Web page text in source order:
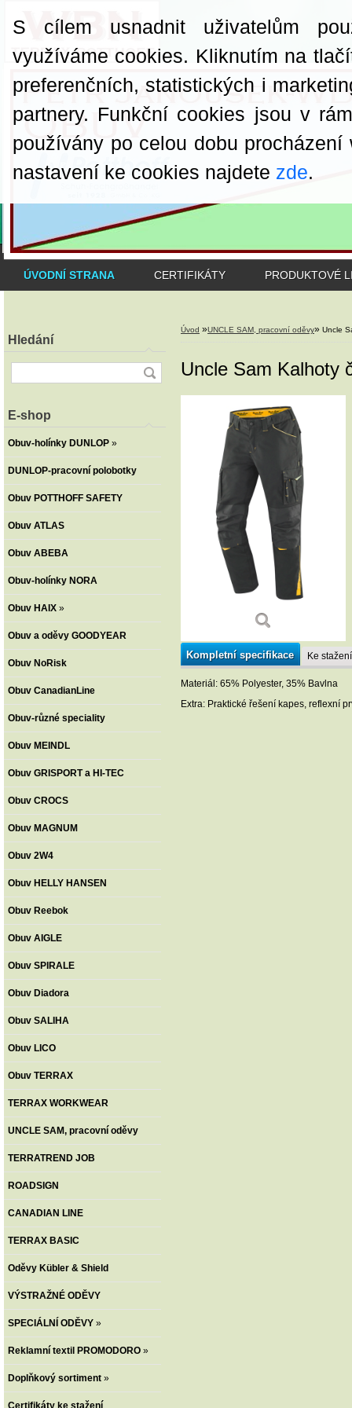
S cílem usnadnit uživatelům
využíváme cookies. Kliknutím na
preferenčních, statistických i
partnery. Funkční cookies jsou v
používány po celou dobu
nastavení ke cookies najdete zde.
ÚVODNÍ STRANA CERTIFIKÁTY PRODUKTOVÉ
Hledání
E-shop
Obuv-holínky DUNLOP »
DUNLOP-pracovní polobotky
Obuv POTTHOFF SAFETY
Obuv ATLAS
Obuv ABEBA
Obuv-holínky NORA
Obuv HAIX »
Obuv a oděvy GOODYEAR
Obuv NoRisk
Obuv CanadianLine
Obuv-různé speciality
Obuv MEINDL
Obuv GRISPORT a HI-TEC
Obuv CROCS
Obuv MAGNUM
Obuv 2W4
Obuv HELLY HANSEN
Obuv Reebok
Obuv AIGLE
Obuv SPIRALE
Obuv Diadora
Obuv SALIHA
Obuv LICO
Obuv TERRAX
TERRAX WORKWEAR
UNCLE SAM, pracovní oděvy
TERRATREND JOB
ROADSIGN
CANADIAN LINE
TERRAX BASIC
Oděvy Kübler & Shield
VÝSTRAŽNÉ ODĚVY
SPECIÁLNÍ ODĚVY »
Reklamní textil PROMODORO »
Doplňkový sortiment »
Certifikáty ke stažení
Úvod »UNCLE SAM, pracovní oděvy» Uncle
Uncle Sam Kalhoty
Kompletní specifikace Ke stažení
Materiál: 65% Polyester, 35% Bavlna
Extra: Praktické řešení kapes, reflexní